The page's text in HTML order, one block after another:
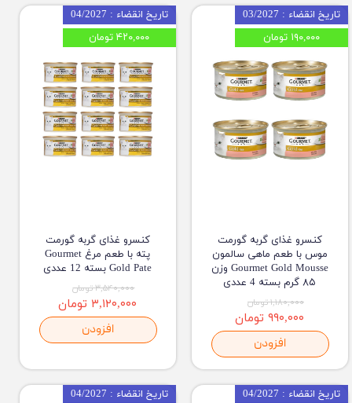
کنسرو غذای گربه گورمت
موس با طعم ماهی سالمون
Gourmet Gold Mousse وزن
۸۵ گرم بسته 4 عددی
۱,۱۸۰,۰۰۰ تومان
۹۹۰,۰۰۰ تومان
افزودن
تاریخ انقضاء : 03/2027
۱۹۰,۰۰۰ تومان
کنسرو غذای گربه گورمت
پته با طعم مرغ Gourmet
Gold Pate بسته 12 عددی
۳,۵۴۰,۰۰۰ تومان
۳,۱۲۰,۰۰۰ تومان
افزودن
تاریخ انقضاء : 04/2027
۴۲۰,۰۰۰ تومان
تاریخ انقضاء : 04/2027
تاریخ انقضاء : 04/2027